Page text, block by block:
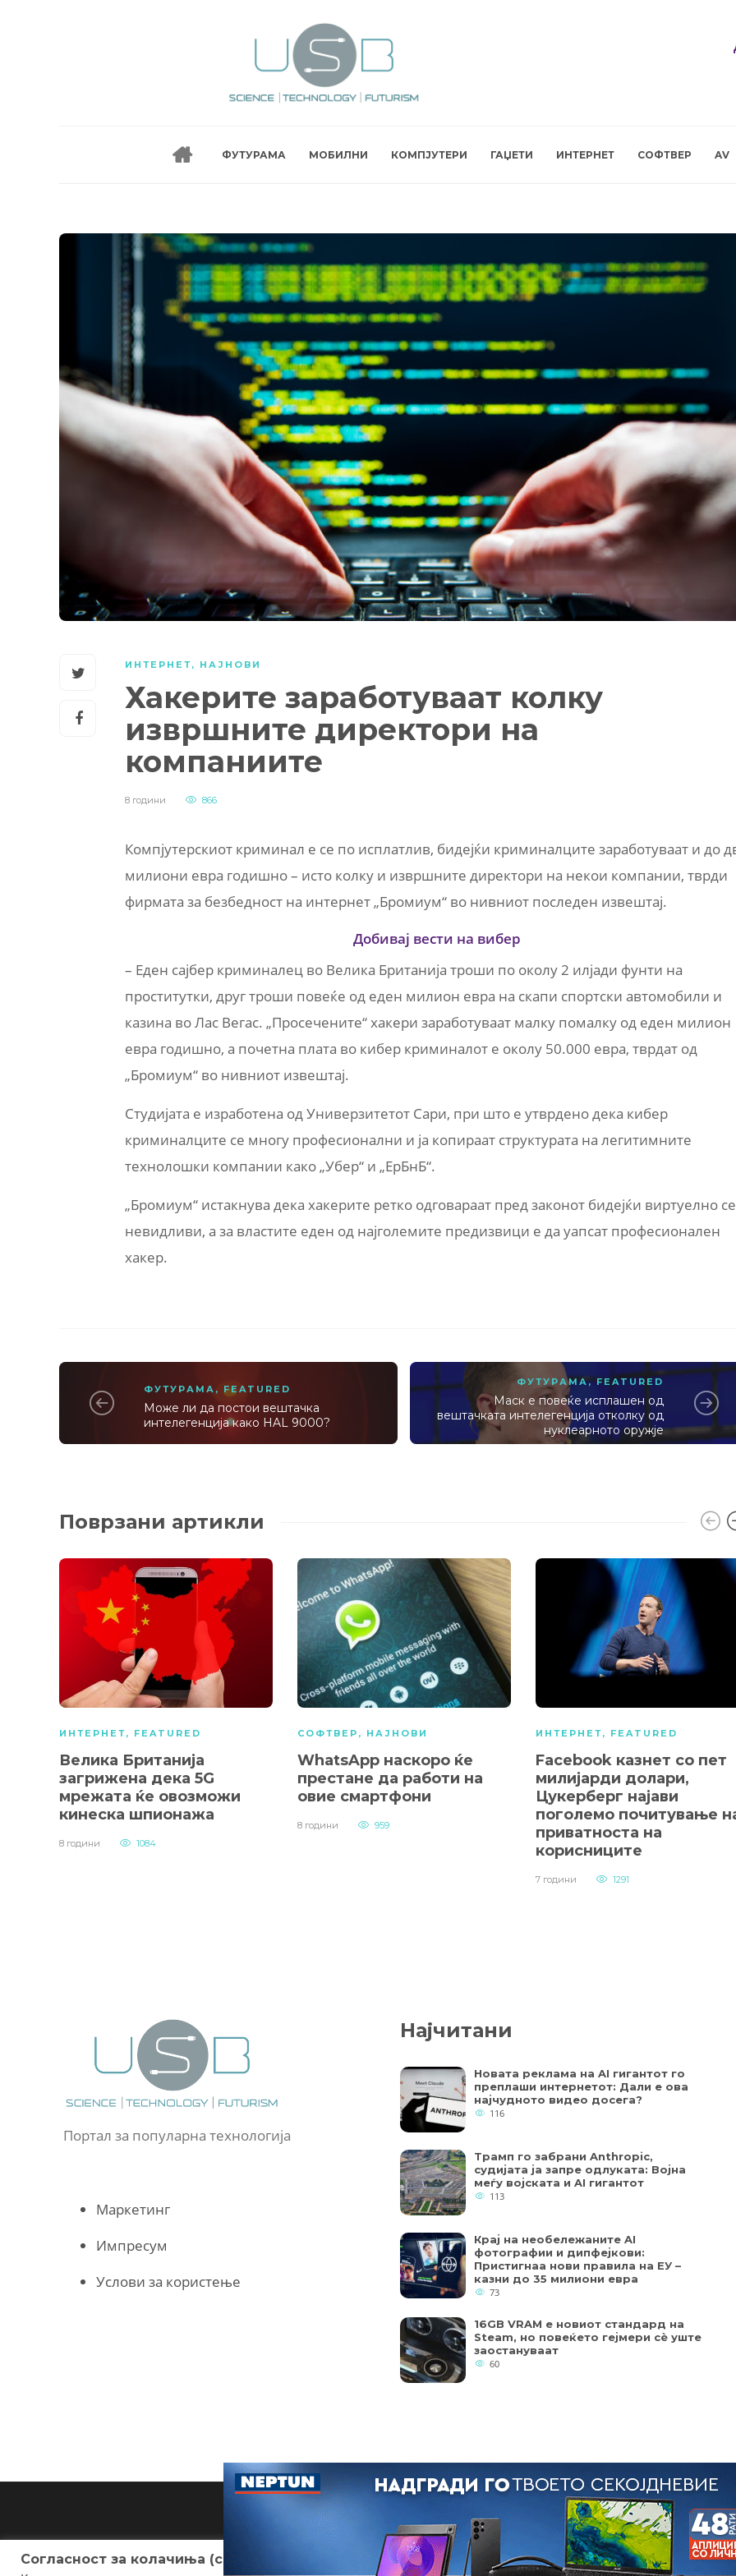
ФУТУРАМА МОБИЛНИ КОМПЈУТЕРИ ГАЏЕТИ ИНТЕРНЕТ СОФТВЕР AV
ИНТЕРНЕТ, НАЈНОВИ
Хакерите заработуваат колку
извршните директори на
компаниите
8 години 866
Компјутерскиот криминал е се по исплатлив, бидејќи криминалците заработуваат и до
милиони евра годишно – исто колку и извршните директори на некои компании, тврди
фирмата за безбедност на интернет „Бромиум“ во нивниот последен извештај.
Добивај вести на вибер
– Еден сајбер криминалец во Велика Британија троши по околу 2 илјади фунти на
проститутки, друг троши повеќе од еден милион евра на скапи спортски автомобили и
казина во Лас Вегас. „Просечените“ хакери заработуваат малку помалку од еден милион
евра годишно, а почетна плата во кибер криминалот е околу 50.000 евра, тврдат од
„Бромиум“ во нивниот извештај.
Студијата е изработена од Универзитетот Сари, при што е утврдено дека кибер
криминалците се многу професионални и ја копираат структурата на легитимните
технолошки компании како „Убер“ и „ЕрБнБ“.
„Бромиум“ истакнува дека хакерите ретко одговараат пред законот бидејќи виртуелно се
невидливи, а за властите еден од најголемите предизвици е да уапсат професионален
хакер.
ФУТУРАМА , FEATURED
Може ли да постои вештачка
интелегенција како HAL 9000?
ФУТУРАМА,FEATURED
Маск е повеќе исплашен од
вештачката интелегенција отколку од
нуклеарното оружје
Поврзани артикли
ИНТЕРНЕТ, FEATURED
Велика Британија
загрижена дека 5G
мрежата ќе овозможи
кинеска шпионажа
8 години 1084
СОФТВЕР , НАЈНОВИ
WhatsApp наскоро ќе
престане да работи на
овие смартфони
8 години 959
ИНТЕРНЕТ, FEATURED
Facebook казнет со пет
милијарди долари,
Цукерберг најави
поголемо почитување
приватноста на
корисниците
7 години 1291
Портал за популарна технологија
Маркетинг
Импресум
Услови за користење
Најчитани
Новата реклама на AI гигантот го
преплаши интернетот: Дали е ова
најчудното видео досега?
116
Трамп го забрани Anthropic,
судијата ја запре одлуката: Војна
меѓу војската и AI гигантот
113
Крај на необележаните AI
фотографии и дипфејкови:
Пристигнаа нови правила на ЕУ –
казни до 35 милиони евра
73
16GB VRAM е новиот стандард на
Steam, но повеќето гејмери ​​сè уште
заостануваат
60
Copyright © 2018 - Member of IAB Macedonia
Согласност за колачиња (cookies)